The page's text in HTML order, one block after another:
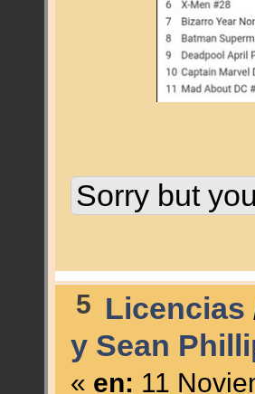
Sorry but
5 Licencias
y Sean
« en: 11